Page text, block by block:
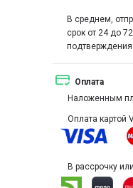
Оплата
Наложенным
Оплата картой
В рассрочку
В среднем,
срок от 24 до
подтверждения